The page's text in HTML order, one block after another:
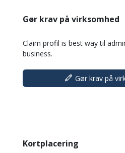
Gør krav på virksomhed
Claim profil is best way til
business.
Gør krav på
Kortplacering